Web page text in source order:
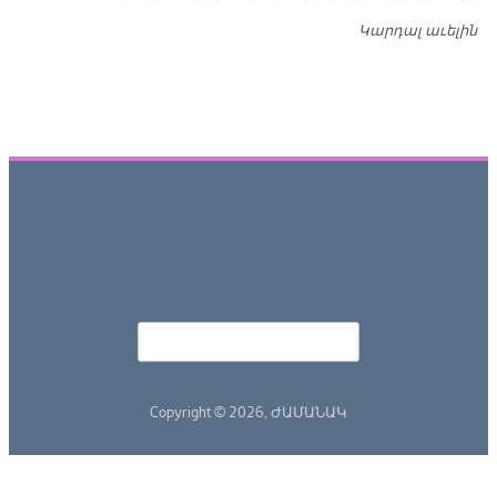
Կարդալ աւելին
Copyright © 2026, ԺԱՄԱՆԱԿ